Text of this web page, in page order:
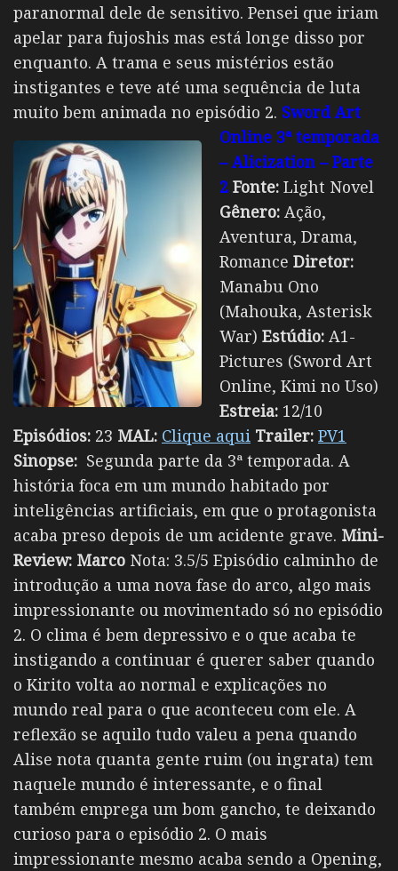
paranormal dele de sensitivo. Pensei que iriam
apelar para fujoshis mas está longe disso por
enquanto. A trama e seus mistérios estão
instigantes e teve até uma sequência de luta
muito bem animada no episódio 2. Sword Art
Online 3ª temporada
– Alicization – Parte
2 Fonte: Light Novel
Gênero: Ação,
Aventura, Drama,
Romance Diretor:
Manabu Ono
(Mahouka, Asterisk
War) Estúdio: A1-
Pictures (Sword Art
Online, Kimi no Uso)
Estreia: 12/10
Episódios: 23 MAL: Clique aqui Trailer: PV1
Sinopse: Segunda parte da 3ª temporada. A
história foca em um mundo habitado por
inteligências artificiais, em que o protagonista
acaba preso depois de um acidente grave. Mini-
Review: Marco Nota: 3.5/5 Episódio calminho de
introdução a uma nova fase do arco, algo mais
impressionante ou movimentado só no episódio
2. O clima é bem depressivo e o que acaba te
instigando a continuar é querer saber quando
o Kirito volta ao normal e explicações no
mundo real para o que aconteceu com ele. A
reflexão se aquilo tudo valeu a pena quando
Alise nota quanta gente ruim (ou ingrata) tem
naquele mundo é interessante, e o final
também emprega um bom gancho, te deixando
curioso para o episódio 2. O mais
impressionante mesmo acaba sendo a Opening,